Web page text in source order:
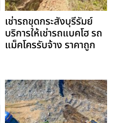
เช่ารถขุดกระสังบุรีรัมย์
บริการให้เช่ารถแบคโฮ รถ
แม็คโครรับจ้าง ราคาถูก